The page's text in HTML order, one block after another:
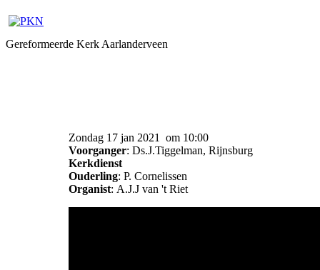
Gereformeerde Kerk Aarlanderveen
Zondag 17 jan 2021 om 10:00
Voorganger: Ds.J.Tiggelman, Rijnsburg
Kerkdienst
Ouderling: P. Cornelissen
Organist: A.J.J van 't Riet